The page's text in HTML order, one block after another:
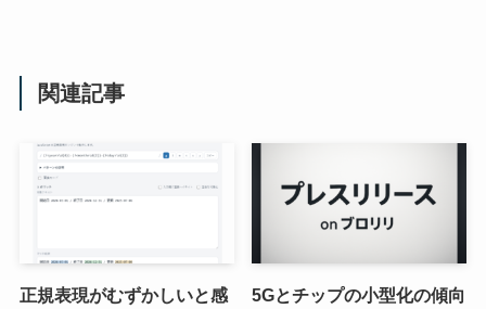
関連記事
正規表現がむずかしいと感
5Gとチップの小型化の傾向